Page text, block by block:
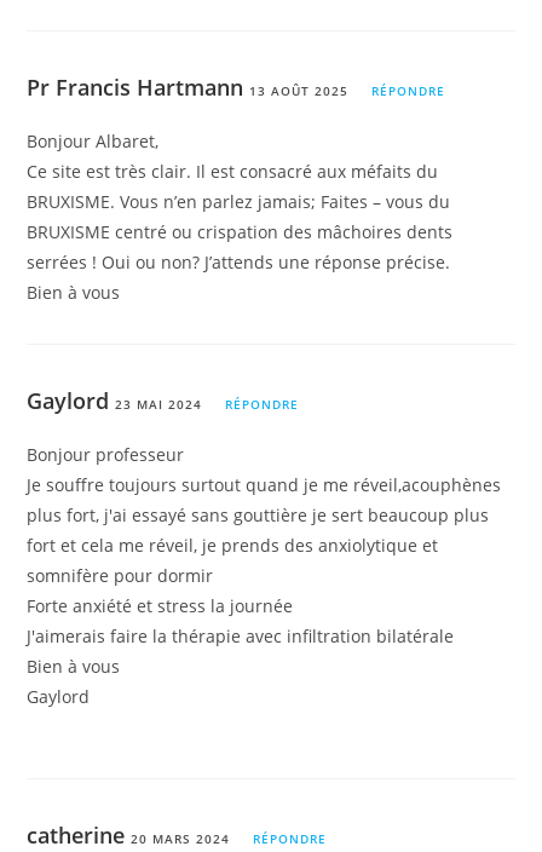
Pr Francis Hartmann 13 AOÛT 2025 RÉPONDRE
Bonjour Albaret,
Ce site est très clair. Il est consacré aux méfaits du
BRUXISME. Vous n’en parlez jamais; Faites – vous du
BRUXISME centré ou crispation des mâchoires dents
serrées ! Oui ou non? J’attends une réponse précise.
Bien à vous
Gaylord 23 MAI 2024 RÉPONDRE
Bonjour professeur
Je souffre toujours surtout quand je me réveil,acouphènes
plus fort, j'ai essayé sans gouttière je sert beaucoup plus
fort et cela me réveil, je prends des anxiolytique et
somnifère pour dormir
Forte anxiété et stress la journée
J'aimerais faire la thérapie avec infiltration bilatérale
Bien à vous
Gaylord
catherine 20 MARS 2024 RÉPONDRE